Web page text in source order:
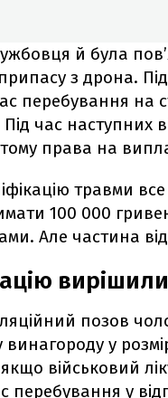
й була
з дрона.
перебування на
Під час наступних
права на
травми
100 000
Але частина
позов
винагороду у
військовий
перебування у